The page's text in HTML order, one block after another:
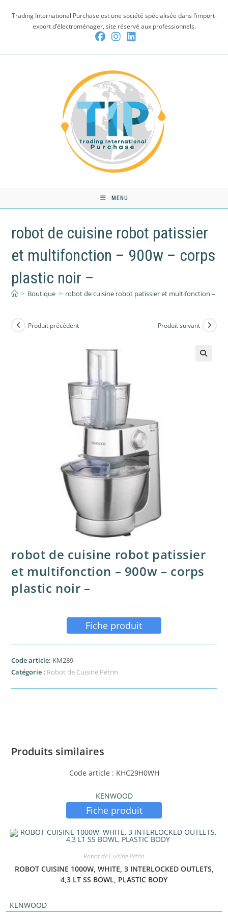
Trading International Purchase est une société spécialisée dans l’import-
export d’électroménager, site réservé aux professionnels.
MENU
robot de cuisine robot patissier
et multifonction – 900w – corps
plastic noir –
> Boutique > robot de cuisine robot patissier et multifonction –
Produit précédent Produit suivant
robot de cuisine robot patissier
et multifonction – 900w – corps
plastic noir –
Fiche produit
Code article: KM289
Catégorie : Robot de Cuisine Pétrin
Produits similaires
Code article : KHC29H0WH
KENWOOD
Fiche produit
Robot de Cuisine Pétrin
ROBOT CUISINE 1000W, WHITE, 3 INTERLOCKED OUTLETS,
4,3 LT SS BOWL, PLASTIC BODY
KENWOOD